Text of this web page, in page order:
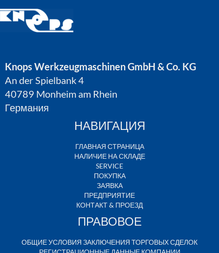
Knops Werkzeugmaschinen GmbH & Co. KG
An der Spielbank 4
40789 Monheim am Rhein
Германия
НАВИГАЦИЯ
ГЛАВНАЯ СТРАНИЦА
НАЛИЧИЕ НА СКЛАДЕ
SERVICE
ПОКУПКА
ЗАЯВКА
ПРЕДПРИЯТИЕ
КОНТАКТ & ПРОЕЗД
ПРАВОВОЕ
ОБЩИЕ УСЛОВИЯ ЗАКЛЮЧЕНИЯ ТОРГОВЫХ СДЕЛОК